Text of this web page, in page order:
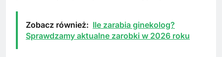
Zobacz również: Ile zarabia ginekolog?
Sprawdzamy aktualne zarobki w 2026 roku